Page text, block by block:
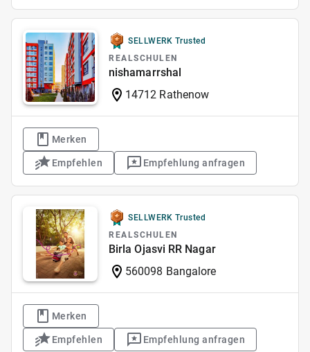
SELLWERK Trusted
REALSCHULEN
nishamarrshal
14712 Rathenow
Merken
Empfehlen Empfehlung anfragen
SELLWERK Trusted
REALSCHULEN
Birla Ojasvi RR Nagar
560098 Bangalore
Merken
Empfehlen Empfehlung anfragen